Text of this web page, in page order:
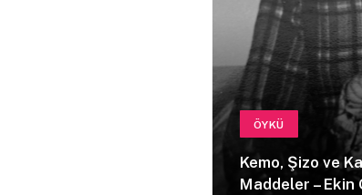
ÖYKÜ
Kemo, Şizo ve
Maddeler – Ekin